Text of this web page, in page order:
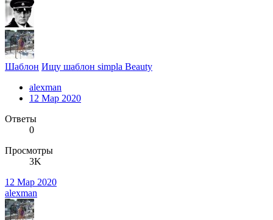
Шаблон Ищу шаблон simpla Beauty
alexman
12 Мар 2020
Ответы
0
Просмотры
3K
12 Мар 2020
alexman